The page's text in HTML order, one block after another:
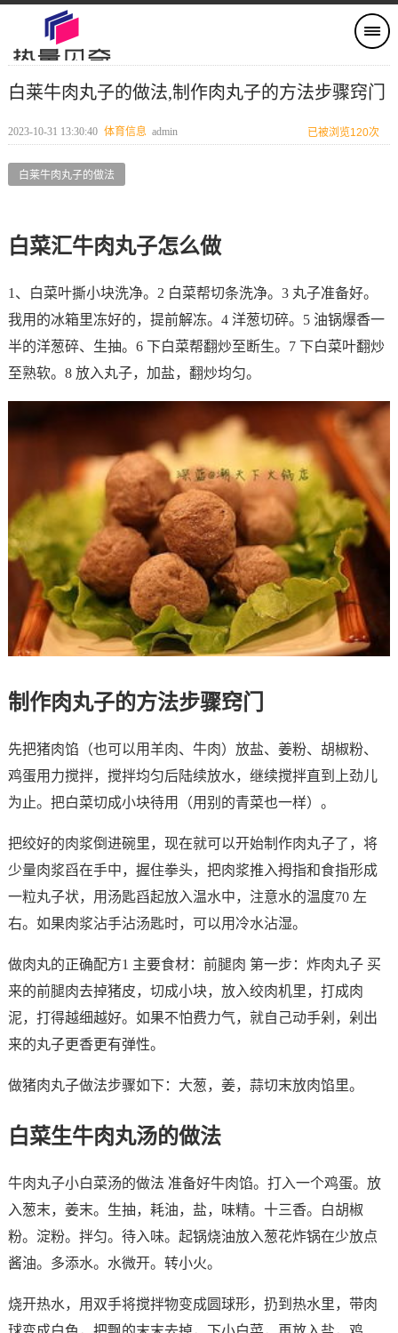
白莱牛肉丸子的做法,制作肉丸子的方法步骤窍门
2023-10-31 13:30:40 体育信息 admin 已被浏览120次
白莱牛肉丸子的做法
白菜汇牛肉丸子怎么做
1、白菜叶撕小块洗净。2 白菜帮切条洗净。3 丸子准备好。
我用的冰箱里冻好的，提前解冻。4 洋葱切碎。5 油锅爆香一
半的洋葱碎、生抽。6 下白菜帮翻炒至断生。7 下白菜叶翻炒
至熟软。8 放入丸子，加盐，翻炒均匀。
制作肉丸子的方法步骤窍门
先把猪肉馅（也可以用羊肉、牛肉）放盐、姜粉、胡椒粉、
鸡蛋用力搅拌，搅拌均匀后陆续放水，继续搅拌直到上劲儿
为止。把白菜切成小块待用（用别的青菜也一样）。
把绞好的肉浆倒进碗里，现在就可以开始制作肉丸子了，将
少量肉浆舀在手中，握住拳头，把肉浆推入拇指和食指形成
一粒丸子状，用汤匙舀起放入温水中，注意水的温度70 左
右。如果肉浆沾手沾汤匙时，可以用冷水沾湿。
做肉丸的正确配方1 主要食材：前腿肉 第一步：炸肉丸子 买
来的前腿肉去掉猪皮，切成小块，放入绞肉机里，打成肉
泥，打得越细越好。如果不怕费力气，就自己动手剁，剁出
来的丸子更香更有弹性。
做猪肉丸子做法步骤如下：大葱，姜，蒜切末放肉馅里。
白菜生牛肉丸汤的做法
牛肉丸子小白菜汤的做法 准备好牛肉馅。打入一个鸡蛋。放
入葱末，姜末。生抽，耗油，盐，味精。十三香。白胡椒
粉。淀粉。拌匀。待入味。起锅烧油放入葱花炸锅在少放点
酱油。多添水。水微开。转小火。
烧开热水，用双手将搅拌物变成圆球形，扔到热水里，带肉